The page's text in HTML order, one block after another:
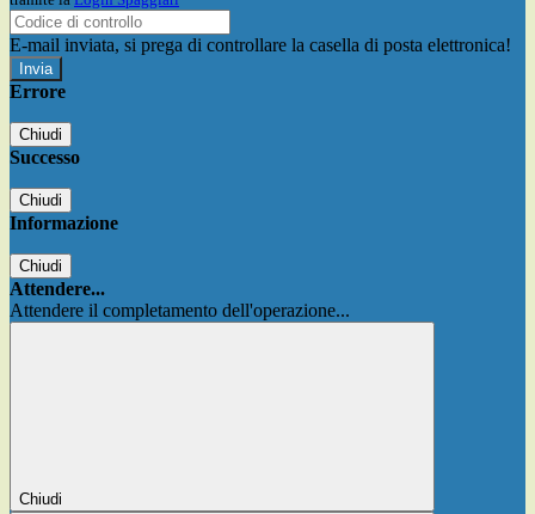
E-mail inviata, si prega di controllare la casella di posta elettronica!
Errore
Chiudi
Successo
Chiudi
Informazione
Chiudi
Attendere...
Attendere il completamento dell'operazione...
Chiudi